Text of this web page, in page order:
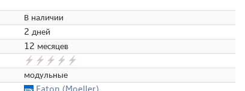
В наличии
2 дней
12 месяцев
модульные